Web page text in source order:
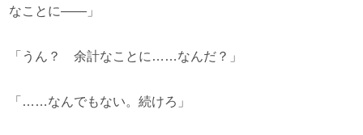
なことに――」
「うん？ 余計なことに……なんだ？」
「……なんでもない。続けろ」